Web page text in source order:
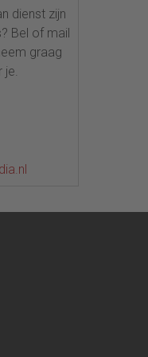
dienst zijn
Bel of mail
graag
je.